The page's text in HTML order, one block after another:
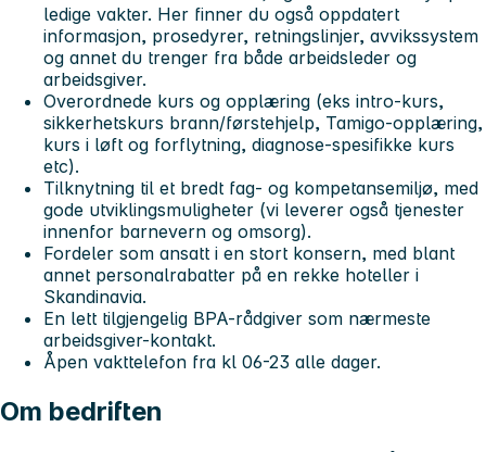
ledige vakter. Her finner du også oppdatert
informasjon, prosedyrer, retningslinjer, avvikssystem
og annet du trenger fra både arbeidsleder og
arbeidsgiver.
Overordnede kurs og opplæring (eks intro-kurs,
sikkerhetskurs brann/førstehjelp, Tamigo-opplæring,
kurs i løft og forflytning, diagnose-spesifikke kurs
etc).
Tilknytning til et bredt fag- og kompetansemiljø, med
gode utviklingsmuligheter (vi leverer også tjenester
innenfor barnevern og omsorg).
Fordeler som ansatt i en stort konsern, med blant
annet personalrabatter på en rekke hoteller i
Skandinavia.
En lett tilgjengelig BPA-rådgiver som nærmeste
arbeidsgiver-kontakt.
Åpen vakttelefon fra kl 06-23 alle dager.
Om bedriften